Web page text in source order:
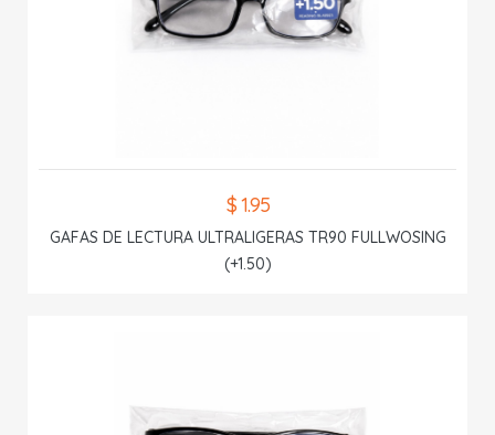
$ 1.95
GAFAS DE LECTURA ULTRALIGERAS TR90 FULLWOSING
(+1.50)